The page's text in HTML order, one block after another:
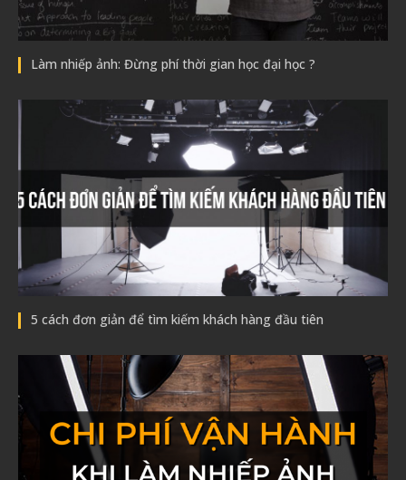
Làm nhiếp ảnh: Đừng phí thời gian học đại học ?
5 cách đơn giản để tìm kiếm khách hàng đầu tiên